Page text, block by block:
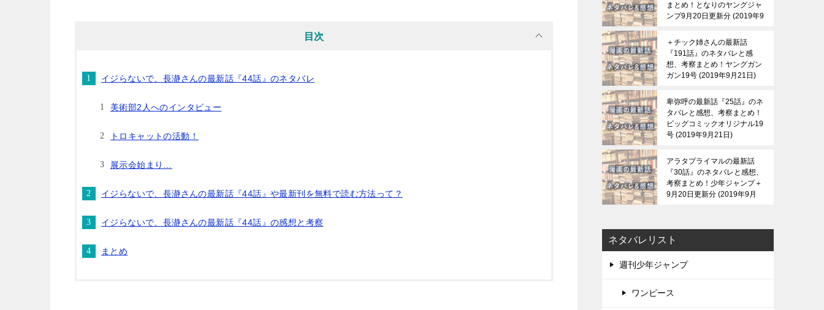
目次
イジらないで、長瀞さんの最新話『44話』のネタバレ
美術部2人へのインタビュー
トロキャットの活動！
展示会始まり…
イジらないで、長瀞さんの最新話『44話』や最新刊を無料で読む方法って？
イジらないで、長瀞さんの最新話『44話』の感想と考察
まとめ
まとめ！となりのヤングジャ
ンプ9月20日更新分 2019年9
＋チック姉さんの最新話
『191話』のネタバレと感
想、考察まとめ！ヤングガン
ガン19号 2019年9月21日
卑弥呼の最新話『25話』のネ
タバレと感想、考察まとめ！
ビッグコミックオリジナル19
号 2019年9月21日
アラタプライマルの最新話
『30話』のネタバレと感想、
考察まとめ！少年ジャンプ＋
9月20日更新分 2019年9月
ネタバレリスト
週刊少年ジャンプ
ワンピース